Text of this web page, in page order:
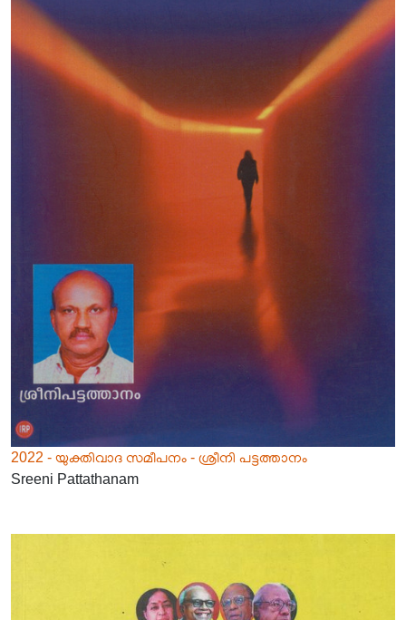
2022 - യുക്തിവാദ സമീപനം - ശ്രീനി പട്ടത്താനം
Sreeni Pattathanam